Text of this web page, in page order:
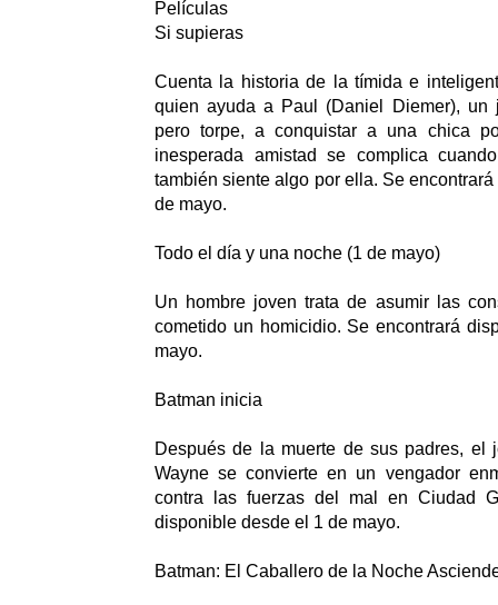
Películas
Si supieras
Cuenta la historia de la tímida e
quien ayuda a Paul (Daniel Diemer), un
pero torpe, a conquistar a una chica
inesperada amistad se complica
también siente algo por ella. Se
de mayo.
Todo el día y una noche (1 de mayo)
Un hombre joven trata de asumir las
cometido un homicidio. Se encontrará
mayo.
Batman inicia
Después de la muerte de sus padres, el
Wayne se convierte en un vengador
contra las fuerzas del mal en Ciudad
disponible desde el 1 de mayo.
Batman: El Caballero de la Noche